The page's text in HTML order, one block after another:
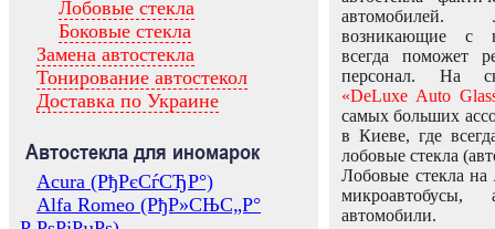
Лобовые стекла
Боковые стекла
Замена автостекла
Тонирование автостекол
Доставка по Украине
Автостекла для иномарок
Acura (РђРєСѓСЂР°)
Alfa Romeo (РђР»СЊС„Р°
возникающие с
всегда поможет
персонал. На
«DeLuxe Auto
самых больших
в Киеве, где
лобовые стекла
Лобовые стекла на
микроавтобусы,
автомобили.